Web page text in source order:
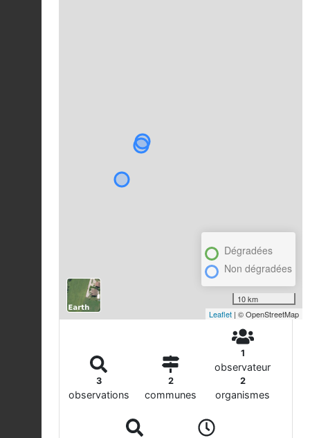
Dégradées
Non dégradées
10 km
Leaflet | © OpenStreetMap
3
observations
2
communes
1
observateur
2
organismes